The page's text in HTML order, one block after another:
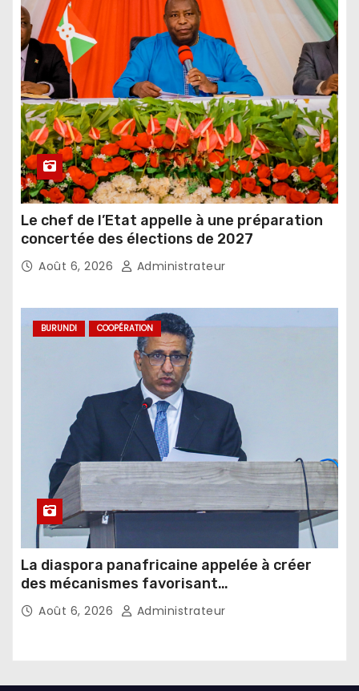
Le chef de l’Etat appelle à une préparation
concertée des élections de 2027
Août 6, 2026 Administrateur
BURUNDI COOPÉRATION
La diaspora panafricaine appelée à créer
des mécanismes favorisant
l’investissement dans les pays d’origine
Août 6, 2026 Administrateur